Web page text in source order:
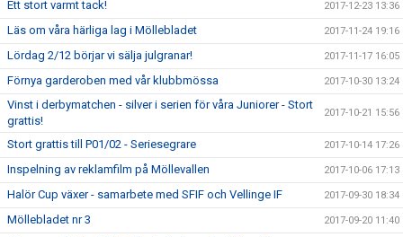
Ett stort varmt tack! 2017-12-23 13:36
Läs om våra härliga lag i Möllebladet 2017-11-24 19:16
Lördag 2/12 börjar vi sälja julgranar! 2017-11-17 16:05
Förnya garderoben med vår klubbmössa 2017-10-30 13:24
Vinst i derbymatchen - silver i serien för våra Juniorer - Stort
grattis!
2017-10-21 15:56
Stort grattis till P01/02 - Seriesegrare 2017-10-14 17:26
Inspelning av reklamfilm på Möllevallen 2017-10-06 17:13
Halör Cup växer - samarbete med SFIF och Vellinge IF 2017-09-30 18:34
Möllebladet nr 3 2017-09-20 11:40